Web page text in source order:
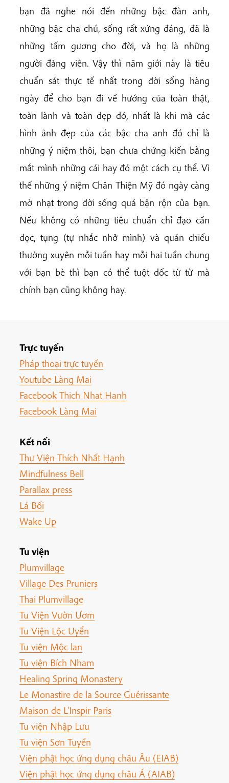
bạn đã nghe nói đến những bậc đàn anh,
những bậc cha chú, sống rất xứng đáng, đã là
những tấm gương cho đời, và họ là những
người đảng viên. Vậy thì năm giới này là tiêu
chuẩn sát thực tế nhất trong đời sống hàng
ngày để cho bạn đi về hướng của toàn thật,
toàn lành và toàn đẹp đó, nhất là khi mà các
hình ảnh đẹp của các bậc cha anh đó chỉ là
những ý niệm thôi, bạn chưa chứng kiến bằng
mắt mình những cái hay đó một cách cụ thể. Vì
thế những ý niệm Chân Thiện Mỹ đó ngày càng
mờ nhạt trong đời sống quá bận rộn của bạn.
Nếu không có những tiêu chuẩn chỉ đạo cần
đọc, tụng (tự nhắc nhở mình) và quán chiếu
thường xuyên mỗi tuần hay mỗi hai tuần chung
với bạn bè thì bạn có thể tuột dốc từ từ mà
chính bạn cũng không hay.
Trực tuyến
Pháp thoại trực tuyến
Youtube Làng Mai
Facebook Thich Nhat Hanh
Facebook Làng Mai
Kết nối
Thư Viện Thích Nhất Hạnh
Mindfulness Bell
Parallax press
Lá Bối
Wake Up
Tu viện
Plumvillage
Village Des Pruniers
Thai Plumvillage
Tu Viện Vườn Ươm
Tu Viện Lộc Uyển
Tu viện Mộc lan
Tu viện Bích Nham
Healing Spring Monastery
Le Monastire de la Source Guérissante
Maison de L'Inspir Paris
Tu viện Nhập Lưu
Tu viện Sơn Tuyền
Viện phật học ứng dụng châu Âu (EIAB)
Viện phật học ứng dụng châu Á (AIAB)